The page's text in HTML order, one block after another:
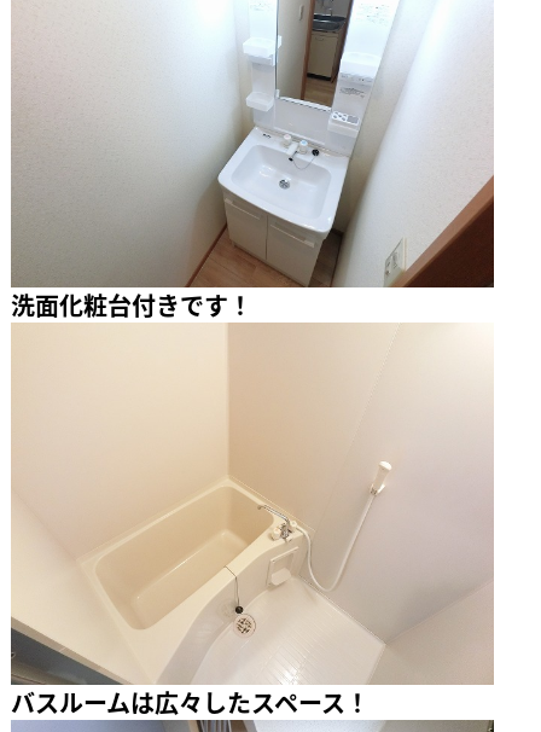
洗面化粧台付きです！
バスルームは広々したスペース！